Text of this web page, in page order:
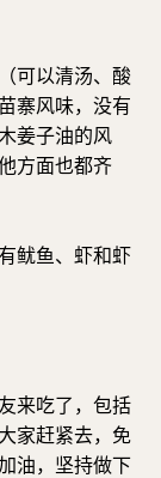
可以清汤、酸
寨风味，没有
姜子油的风
方面也都齐
鱿鱼、虾和虾
来吃了，包括
家赶紧去，免
油，坚持做下